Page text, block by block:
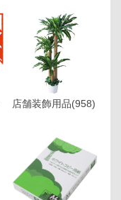
店舗装飾用品(958)